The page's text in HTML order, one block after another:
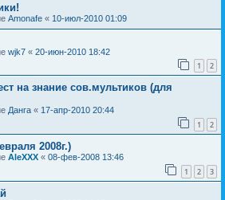
Amonafe « 10-июл-2010 01:09
wjk7 « 20-июн-2010 18:42
1 2
на знание сов.мультиков (для
Данга « 17-апр-2010 20:44
1 2
2008г.)
AleXXX « 08-фев-2008 13:46
1 2 3